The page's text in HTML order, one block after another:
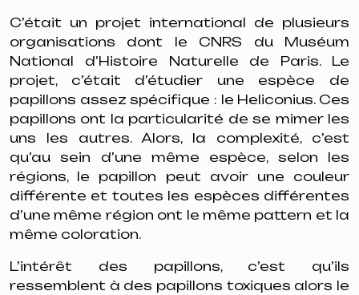
C’était un projet international de plusieurs
organisations dont le CNRS du Muséum
National d’Histoire Naturelle de Paris. Le
projet, c’était d’étudier une espèce de
papillons assez spécifique : le Heliconius. Ces
papillons ont la particularité de se mimer les
uns les autres. Alors, la complexité, c’est
qu’au sein d’une même espèce, selon les
régions, le papillon peut avoir une couleur
différente et toutes les espèces différentes
d’une même région ont le même pattern et la
même coloration.
L’intérêt des papillons, c’est qu’ils
ressemblent à des papillons toxiques alors le